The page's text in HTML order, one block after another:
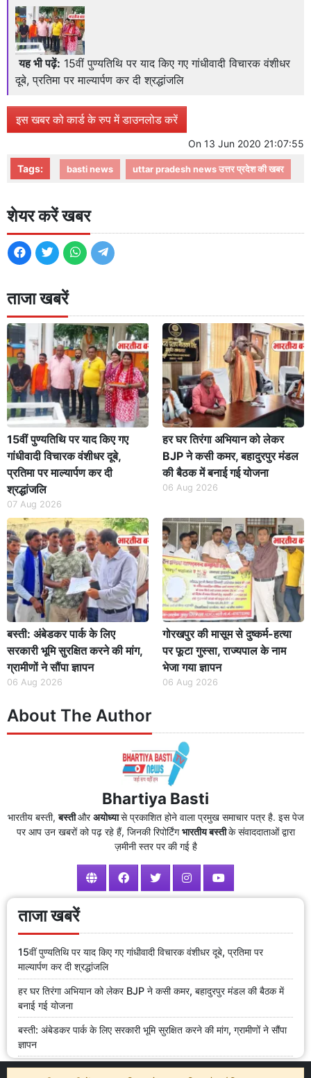
यह भी पढ़ें: 15वीं पुण्यतिथि पर याद किए गए गांधीवादी विचारक वंशीधर
दूबे, प्रतिमा पर माल्यार्पण कर दी श्रद्धांजलि
इस खबर को कार्ड के रुप में डाउनलोड करें
On 13 Jun 2020 21:07:55
Tags: basti news uttar pradesh news उत्तर प्रदेश की खबर
शेयर करें खबर
ताजा खबरें
15वीं पुण्यतिथि पर याद किए गए
गांधीवादी विचारक वंशीधर दूबे,
प्रतिमा पर माल्यार्पण कर दी
श्रद्धांजलि
07 Aug 2026
हर घर तिरंगा अभियान को लेकर
BJP ने कसी कमर, बहादुरपुर मंडल
की बैठक में बनाई गई योजना
06 Aug 2026
बस्ती: अंबेडकर पार्क के लिए
सरकारी भूमि सुरक्षित करने की मांग,
ग्रामीणों ने सौंपा ज्ञापन
06 Aug 2026
गोरखपुर की मासूम से दुष्कर्म-हत्या
पर फूटा गुस्सा, राज्यपाल के नाम
भेजा गया ज्ञापन
06 Aug 2026
About The Author
Bhartiya Basti
भारतीय बस्ती,बस्तीऔरअयोध्यासे प्रकाशित होने वाला प्रमुख समाचार पत्र है. इस पेज
पर आप उन खबरों को पढ़ रहे हैं, जिनकी रिपोर्टिंगभारतीय बस्तीके संवाददाताओं द्वारा
ज़मीनी स्तर पर की गई है
ताजा खबरें
15वीं पुण्यतिथि पर याद किए गए गांधीवादी विचारक वंशीधर दूबे, प्रतिमा पर
माल्यार्पण कर दी श्रद्धांजलि
हर घर तिरंगा अभियान को लेकर BJP ने कसी कमर, बहादुरपुर मंडल की बैठक में
बनाई गई योजना
बस्ती: अंबेडकर पार्क के लिए सरकारी भूमि सुरक्षित करने की मांग, ग्रामीणों ने सौंपा
ज्ञापन